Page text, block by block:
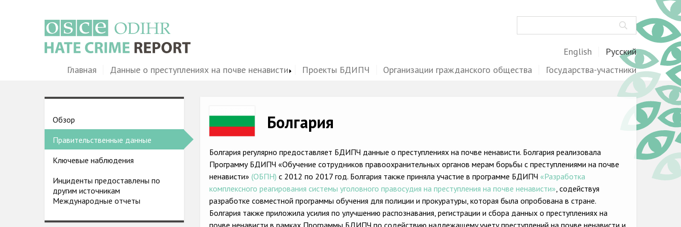
English Русский
MainГлавная Данные о преступлениях на почве ненависти Проекты БДИПЧ Организации гражданского общества Государства-участники
Country
pages
menu
Обзор
Правительственные данные
Ключевые наблюдения
Инциденты предоставлены по
другим источникам
Международные отчеты
Болгария
Болгария регулярно предоставляет БДИПЧ данные о преступлениях на почве ненависти. Болгария реализовала
Программу БДИПЧ «Обучение сотрудников правоохранительных органов мерам борьбы с преступлениями на почве
ненависти»(ОБПН) с 2012 по 2017 год. Болгария также приняла участие в программе БДИПЧ «Разработка
комплексного реагирования системы уголовного правосудия на преступления на почве ненависти», содействуя
разработке совместной программы обучения для полиции и прокуратуры, которая была опробована в стране.
Болгария также приложила усилия по улучшению распознавания, регистрации и сбора данных о преступлениях на